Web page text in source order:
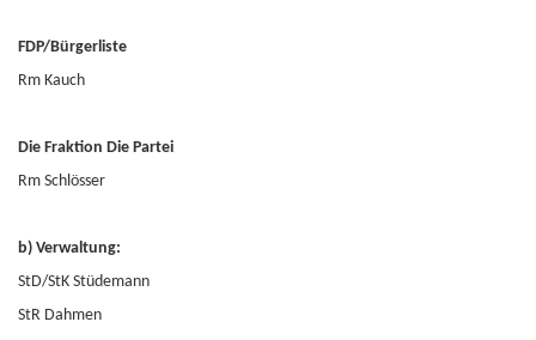
FDP/Bürgerliste
Rm Kauch
Die Fraktion Die Partei
Rm Schlösser
b) Verwaltung:
StD/StK Stüdemann
StR Dahmen